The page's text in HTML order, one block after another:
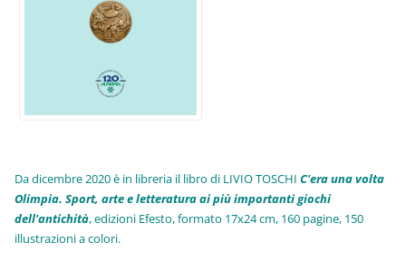
Da dicembre 2020 è in libreria il libro di LIVIO TOSCHIC'era una volta
Olimpia. Sport, arte e letteratura ai più importanti giochi
dell'antichità,edizioni Efesto, formato 17x24 cm, 160 pagine, 150
illustrazioni a colori.